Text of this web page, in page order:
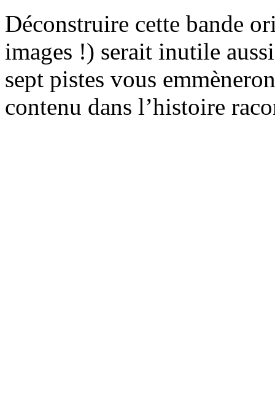
Déconstruire cette bande
images !) serait inutile
sept pistes vous
contenu dans l’histoire